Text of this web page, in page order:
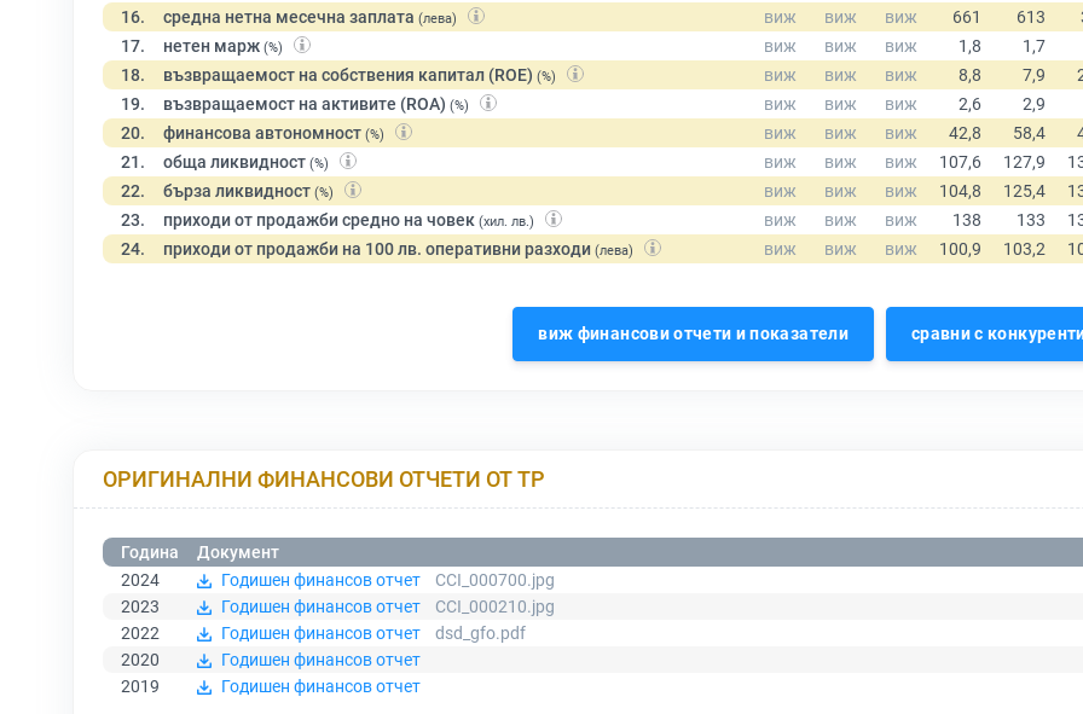
16. средна нетна месечна заплата (лева)
17. нетен марж (%)
18. възвращаемост на собствения капитал (ROE) (%)
19. възвращаемост на активите (ROA) (%)
20. финансова автономност (%)
21. обща ликвидност (%)
22. бърза ликвидност (%)
23. приходи от продажби средно на човек (хил. лв.)
24. приходи от продажби на 100 лв. оперативни разходи (лева)
виж финансови отчети и показатели сравни с
ОРИГИНАЛНИ ФИНАНСОВИ ОТЧЕТИ ОТ ТР
Година
Документ
2024
Годишен финансов отчет
CCI_000700.jpg
2023
Годишен финансов отчет
CCI_000210.jpg
2022
Годишен финансов отчет
dsd_gfo.pdf
2020
Годишен финансов отчет
2019
Годишен финансов отчет